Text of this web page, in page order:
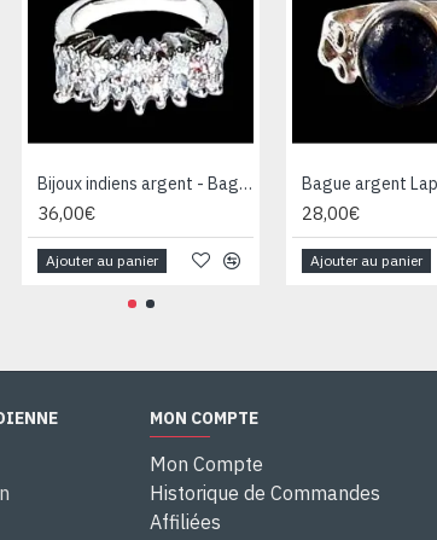
Bijoux indiens argent - Bague indienne oxyde de Zirconium
36,00€
Ajouter au panier
28,00€
Ajouter au panier
MON COMPTE
Mon Compte
Historique de Commandes
Affiliées